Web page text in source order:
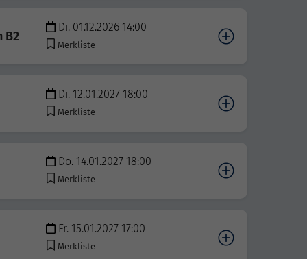
B2
Di. 01.12.2026 14:00
Merkliste
Di. 12.01.2027 18:00
Merkliste
Do. 14.01.2027 18:00
Merkliste
Fr. 15.01.2027 17:00
Merkliste